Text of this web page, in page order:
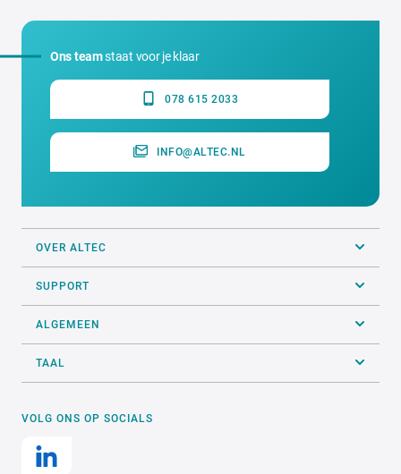
Ons teamstaat voor je klaar
078 615 2033
INFO@ALTEC.NL
OVER ALTEC
SUPPORT
ALGEMEEN
TAAL
VOLG ONS OP SOCIALS